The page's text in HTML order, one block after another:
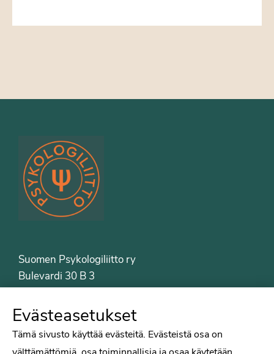
Suomen Psykologiliitto ry
Bulevardi 30 B 3
Puh. 09-6122 9122
Psykologiliiton sivut
Evästeasetukset
Tämä sivusto käyttää evästeitä. Evästeistä osa on